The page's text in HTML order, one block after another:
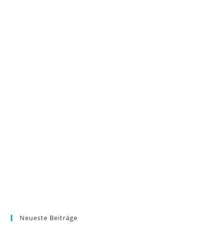
Neueste Beiträge